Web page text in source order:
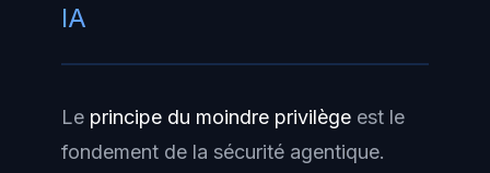
IA
Le principe du moindre privilège est le
fondement de la sécurité agentique.